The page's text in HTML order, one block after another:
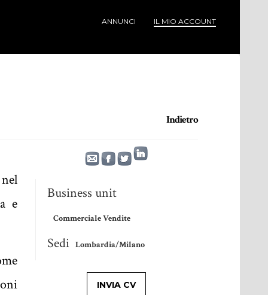
ANNUNCI IL MIO ACCOUNT
Indietro
e
Business unit
Commerciale Vendite
Sedi Lombardia/Milano